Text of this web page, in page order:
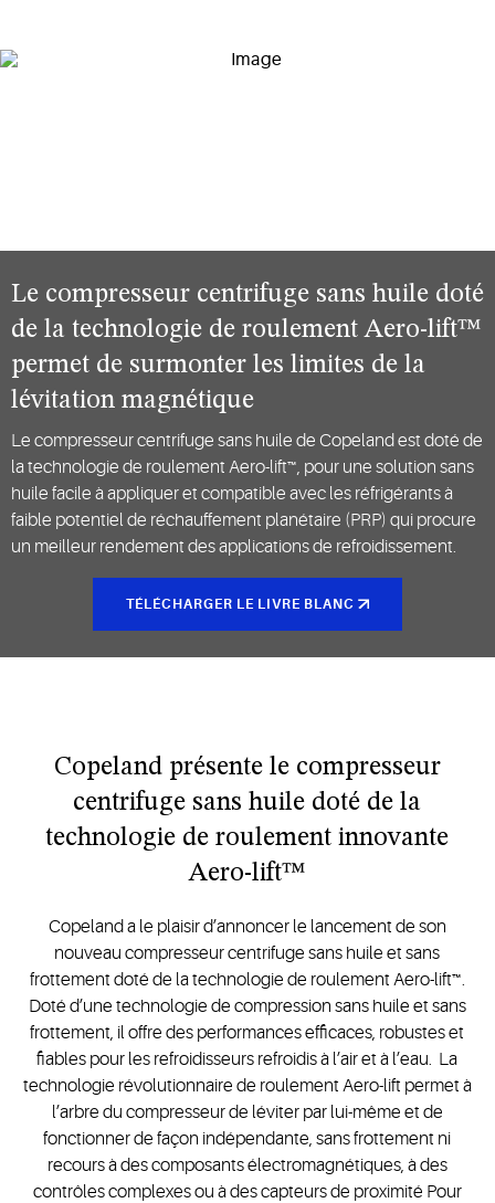
Le compresseur centrifuge sans huile doté
de la technologie de roulement Aero-lift™
permet de surmonter les limites de la
lévitation magnétique
Le compresseur centrifuge sans huile de Copeland est doté de
la technologie de roulement Aero-lift™, pour une solution sans
huile facile à appliquer et compatible avec les réfrigérants à
faible potentiel de réchauffement planétaire (PRP) qui procure
un meilleur rendement des applications de refroidissement.
TÉLÉCHARGER LE LIVRE BLANC
Copeland présente le compresseur
centrifuge sans huile doté de la
technologie de roulement innovante
Aero-lift™
Copeland a le plaisir d’annoncer le lancement de son
nouveau compresseur centrifuge sans huile et sans
frottement doté de la technologie de roulement Aero-lift™.
Doté d’une technologie de compression sans huile et sans
frottement, il offre des performances efficaces, robustes et
fiables pour les refroidisseurs refroidis à l’air et à l’eau. La
technologie révolutionnaire de roulement Aero-lift permet à
l’arbre du compresseur de léviter par lui-même et de
fonctionner de façon indépendante, sans frottement ni
recours à des composants électromagnétiques, à des
contrôles complexes ou à des capteurs de proximité Pour